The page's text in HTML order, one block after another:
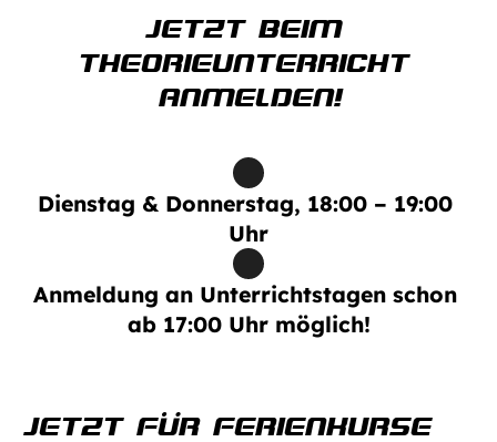
JETZT BEIM
THEORIEUNTERRICHT
ANMELDEN!
Dienstag & Donnerstag, 18:00 – 19:00
Uhr
Anmeldung an Unterrichtstagen schon
ab 17:00 Uhr möglich!
JETZT FÜR FERIENKURSE